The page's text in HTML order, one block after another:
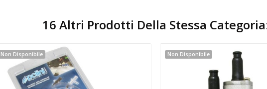
16 Altri Prodotti Della Stessa
Non Disponibile Non Disponibile